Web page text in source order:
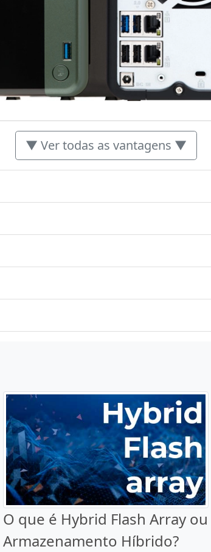
▼ Ver todas as vantagens ▼
O que é Hybrid Flash Array ou
Armazenamento Híbrido?